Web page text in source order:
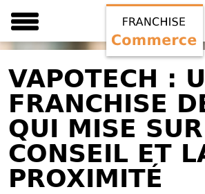
VAPOTECH :
FRANCHISE
QUI MISE
CONSEIL ET
PROXIMITÉ